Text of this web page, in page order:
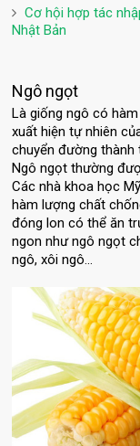
Cơ hội hợp tác
Nhật Bản
Ngô ngọt
Là giống ngô có
xuất hiện tự nhiên
chuyển đường thành
Ngô ngọt thường
Các nhà khoa học
hàm lượng chất
đóng lon có thể ăn
ngon như ngô ngọt
ngô, xôi ngô…